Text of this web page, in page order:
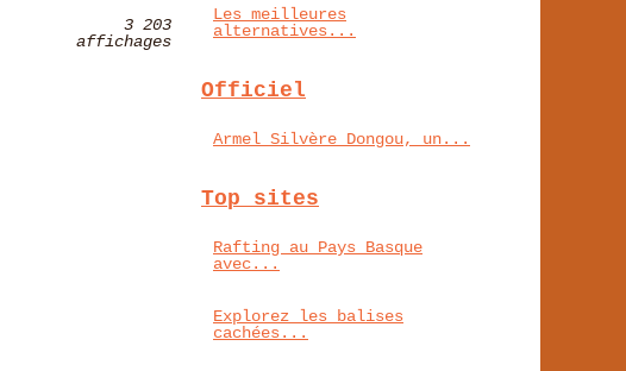
3 203
affichages
Les meilleures
alternatives...
Officiel
Armel Silvère Dongou, un...
Top sites
Rafting au Pays Basque
avec...
Explorez les balises
cachées...